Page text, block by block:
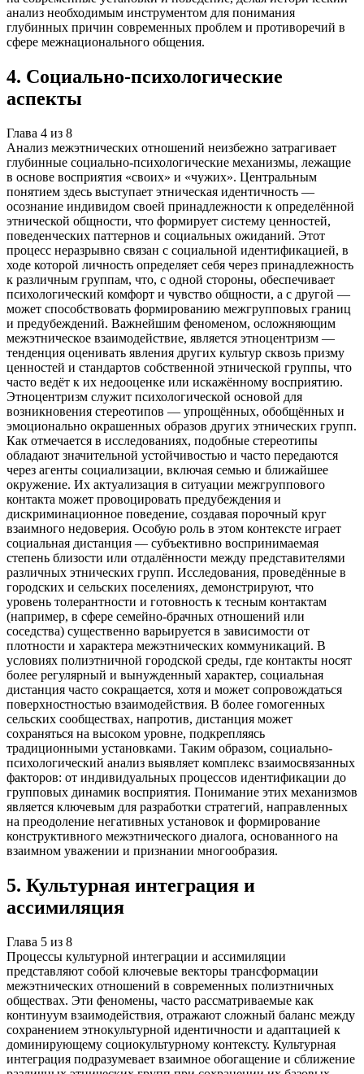
анализ необходимым инструментом для понимания
глубинных причин современных проблем и противоречий в
сфере межнационального общения.
4. Социально-психологические
аспекты
Глава 4 из 8
Анализ межэтнических отношений неизбежно затрагивает
глубинные социально-психологические механизмы, лежащие
в основе восприятия «своих» и «чужих». Центральным
понятием здесь выступает этническая идентичность —
осознание индивидом своей принадлежности к определённой
этнической общности, что формирует систему ценностей,
поведенческих паттернов и социальных ожиданий. Этот
процесс неразрывно связан с социальной идентификацией, в
ходе которой личность определяет себя через принадлежность
к различным группам, что, с одной стороны, обеспечивает
психологический комфорт и чувство общности, а с другой —
может способствовать формированию межгрупповых границ
и предубеждений. Важнейшим феноменом, осложняющим
межэтническое взаимодействие, является этноцентризм —
тенденция оценивать явления других культур сквозь призму
ценностей и стандартов собственной этнической группы, что
часто ведёт к их недооценке или искажённому восприятию.
Этноцентризм служит психологической основой для
возникновения стереотипов — упрощённых, обобщённых и
эмоционально окрашенных образов других этнических групп.
Как отмечается в исследованиях, подобные стереотипы
обладают значительной устойчивостью и часто передаются
через агенты социализации, включая семью и ближайшее
окружение. Их актуализация в ситуации межгруппового
контакта может провоцировать предубеждения и
дискриминационное поведение, создавая порочный круг
взаимного недоверия. Особую роль в этом контексте играет
социальная дистанция — субъективно воспринимаемая
степень близости или отдалённости между представителями
различных этнических групп. Исследования, проведённые в
городских и сельских поселениях, демонстрируют, что
уровень толерантности и готовность к тесным контактам
(например, в сфере семейно-брачных отношений или
соседства) существенно варьируется в зависимости от
плотности и характера межэтнических коммуникаций. В
условиях полиэтничной городской среды, где контакты носят
более регулярный и вынужденный характер, социальная
дистанция часто сокращается, хотя и может сопровождаться
поверхностностью взаимодействия. В более гомогенных
сельских сообществах, напротив, дистанция может
сохраняться на высоком уровне, подкрепляясь
традиционными установками. Таким образом, социально-
психологический анализ выявляет комплекс взаимосвязанных
факторов: от индивидуальных процессов идентификации до
групповых динамик восприятия. Понимание этих механизмов
является ключевым для разработки стратегий, направленных
на преодоление негативных установок и формирование
конструктивного межэтнического диалога, основанного на
взаимном уважении и признании многообразия.
5. Культурная интеграция и
ассимиляция
Глава 5 из 8
Процессы культурной интеграции и ассимиляции
представляют собой ключевые векторы трансформации
межэтнических отношений в современных полиэтничных
обществах. Эти феномены, часто рассматриваемые как
континуум взаимодействия, отражают сложный баланс между
сохранением этнокультурной идентичности и адаптацией к
доминирующему социокультурному контексту. Культурная
интеграция подразумевает взаимное обогащение и сближение